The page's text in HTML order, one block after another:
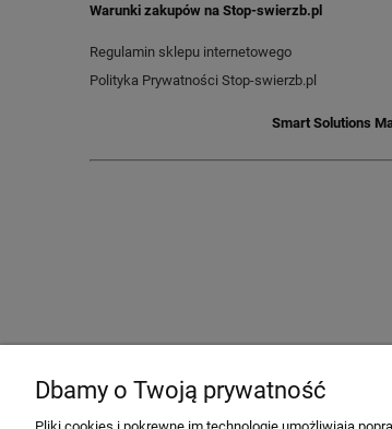
Warunki zakupów na Stop-swierzb.pl
Regulamin sklepu internetowego
Polityka Prywatności Stop-swierzb.pl
Smart Solutions
Dbamy o Twoją prywatność